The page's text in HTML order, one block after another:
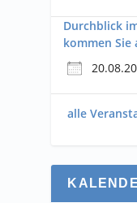
Durchblick
kommen Sie
alle